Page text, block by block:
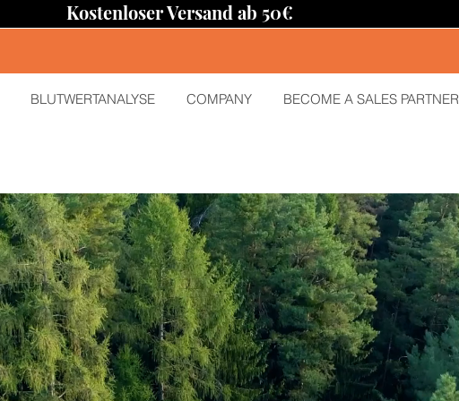
Kostenloser Versand ab 50€
BLUTWERTANALYSE COMPANY BECOME A SALES PARTNER